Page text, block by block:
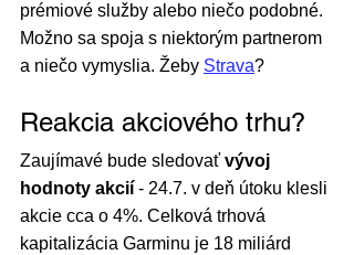
prémiové služby alebo niečo podobné.
Možno sa spoja s niektorým partnerom
a niečo vymyslia. Žeby Strava?
Reakcia akciového trhu?
Zaujímavé bude sledovať vývoj
hodnoty akcií - 24.7. v deň útoku klesli
akcie cca o 4%. Celková trhová
kapitalizácia Garminu je 18 miliárd